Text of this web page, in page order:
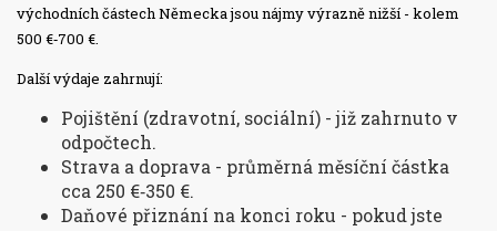
východních částech Německa jsou nájmy výrazně nižší - kolem
500 €‑700 €.
Další výdaje zahrnují:
Pojištění (zdravotní, sociální) - již zahrnuto v
odpočtech.
Strava a doprava - průměrná měsíční částka
cca 250 €‑350 €.
Daňové přiznání na konci roku - pokud jste